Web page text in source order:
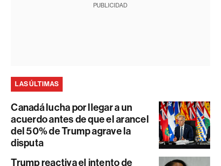
PUBLICIDAD
LAS ÚLTIMAS
Canadá lucha por llegar a un
acuerdo antes de que el arancel
del 50% de Trump agrave la
disputa
Trump reactiva el intento de